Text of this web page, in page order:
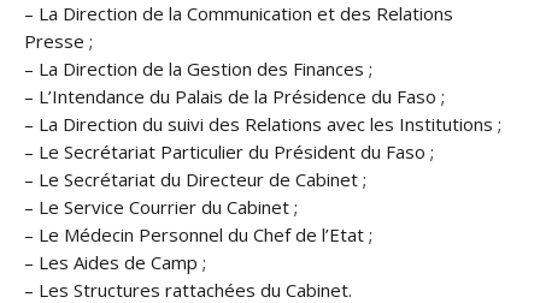
– La Direction de la Communication et des Relations
Presse ;
– La Direction de la Gestion des Finances ;
– L’Intendance du Palais de la Présidence du Faso ;
– La Direction du suivi des Relations avec les Institutions ;
– Le Secrétariat Particulier du Président du Faso ;
– Le Secrétariat du Directeur de Cabinet ;
– Le Service Courrier du Cabinet ;
– Le Médecin Personnel du Chef de l’Etat ;
– Les Aides de Camp ;
– Les Structures rattachées du Cabinet.